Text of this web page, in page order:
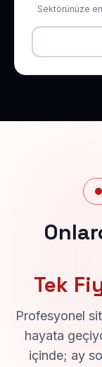
Sektörünüze
Tek
Profesyonel
hayata
içinde; ay